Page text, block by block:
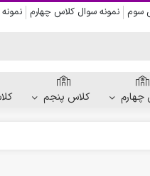
سوم نمونه سوال کلاس چهارم
چهارم کلاس پنجم